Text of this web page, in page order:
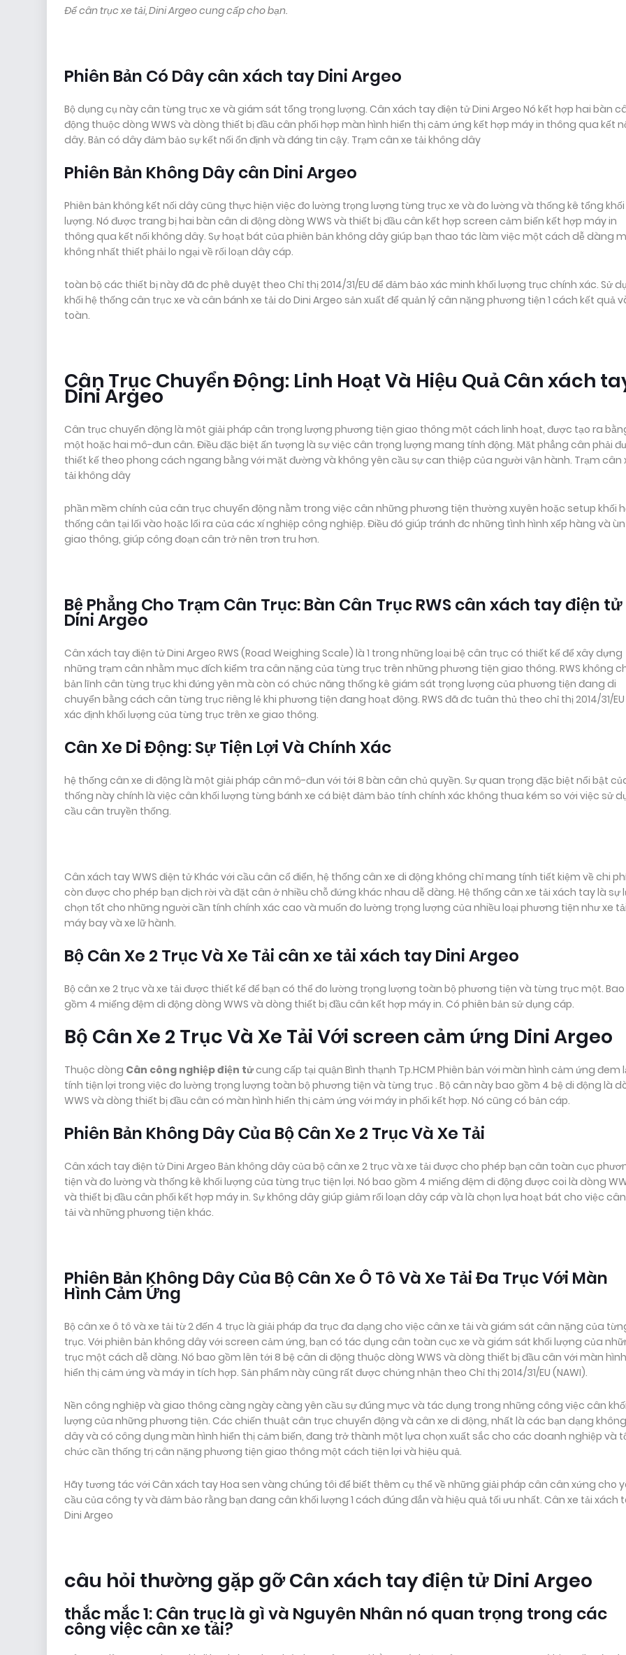
Để cân trục xe tải, Dini Argeo cung cấp cho bạn.
Phiên Bản Có Dây cân xách tay Dini Argeo
Bộ dụng cụ này cân từng trục xe và giám sát tổng trọng lượng. Cân xách tay điện tử Dini Argeo Nó kết hợp hai bàn
động thuộc dòng WWS và dòng thiết bị đầu cân phối hợp màn hình hiển thị cảm ứng kết hợp máy in thông qua kết
dây. Bản có dây đảm bảo sự kết nối ổn định và đáng tin cậy. Trạm cân xe tải không dây
Phiên Bản Không Dây cân Dini Argeo
Phiên bản không kết nối dây cũng thực hiện việc đo lường trọng lượng từng trục xe và đo lường và thống kê tổng khối
lượng. Nó được trang bị hai bàn cân di động dòng WWS và thiết bị đầu cân kết hợp screen cảm biến kết hợp máy in
thông qua kết nối không dây. Sự hoạt bát của phiên bản không dây giúp bạn thao tác làm việc một cách dễ dàng
không nhất thiết phải lo ngại về rối loạn dây cáp.
toàn bộ các thiết bị này đã đc phê duyệt theo Chỉ thị 2014/31/EU để đảm bảo xác minh khối lượng trục chính xác. Sử
khối hệ thống cân trục xe và cân bánh xe tải do Dini Argeo sản xuất để quản lý cân nặng phương tiện 1 cách kết quả
toàn.
Cân Trục Chuyển Động: Linh Hoạt Và Hiệu Quả Cân xách
Dini Argeo
Cân trục chuyển động là một giải pháp cân trọng lượng phương tiện giao thông một cách linh hoạt, được tạo ra
một hoặc hai mô-đun cân. Điều đặc biệt ấn tượng là sự việc cân trọng lượng mang tính động. Mặt phẳng cân phải
thiết kế theo phong cách ngang bằng với mặt đường và không yên cầu sự can thiệp của người vận hành. Trạm cân
tải không dây
phần mềm chính của cân trục chuyển động nằm trong việc cân những phương tiện thường xuyên hoặc setup khối
thống cân tại lối vào hoặc lối ra của các xí nghiệp công nghiệp. Điều đó giúp tránh đc những tình hình xếp hàng và
giao thông, giúp công đoạn cân trở nên trơn tru hơn.
Bệ Phẳng Cho Trạm Cân Trục: Bàn Cân Trục RWS cân xách tay điện tử
Dini Argeo
Cân xách tay điện tử Dini Argeo RWS (Road Weighing Scale) là 1 trong những loại bệ cân trục có thiết kế để xây dựng
những trạm cân nhằm mục đích kiểm tra cân nặng của từng trục trên những phương tiện giao thông. RWS không
bản lĩnh cân từng trục khi đứng yên mà còn có chức năng thống kê giám sát trọng lượng của phương tiện đang di
chuyển bằng cách cân từng trục riêng lẻ khi phương tiện đang hoạt động. RWS đã đc tuân thủ theo chỉ thị 2014/31/EU
xác định khối lượng của từng trục trên xe giao thông.
Cân Xe Di Động: Sự Tiện Lợi Và Chính Xác
hệ thống cân xe di động là một giải pháp cân mô-đun với tới 8 bàn cân chủ quyền. Sự quan trọng đặc biệt nổi bật
thống này chính là việc cân khối lượng từng bánh xe cá biệt đảm bảo tính chính xác không thua kém so với việc sử
cầu cân truyền thống.
Cân xách tay WWS điện tử Khác với cầu cân cổ điển, hệ thống cân xe di động không chỉ mang tính tiết kiệm về chi
còn được cho phép bạn dịch rời và đặt cân ở nhiều chỗ đứng khác nhau dễ dàng. Hệ thống cân xe tải xách tay là sự
chọn tốt cho những người cần tính chính xác cao và muốn đo lường trọng lượng của nhiều loại phương tiện như xe
máy bay và xe lữ hành.
Bộ Cân Xe 2 Trục Và Xe Tải cân xe tải xách tay Dini Argeo
Bộ cân xe 2 trục và xe tải được thiết kế để bạn có thể đo lường trọng lượng toàn bộ phương tiện và từng trục một. Bao
gồm 4 miếng đệm di động dòng WWS và dòng thiết bị đầu cân kết hợp máy in. Có phiên bản sử dụng cáp.
Bộ Cân Xe 2 Trục Và Xe Tải Với screen cảm ứng Dini Argeo
Thuộc dòng Cân công nghiệp điện tửcung cấp tại quận Bình thạnh Tp.HCM Phiên bản với màn hình cảm ứng đem
tính tiện lợi trong việc đo lường trọng lượng toàn bộ phương tiện và từng trục . Bộ cân này bao gồm 4 bệ di động là
WWS và dòng thiết bị đầu cân có màn hình hiển thị cảm ứng với máy in phối kết hợp. Nó cũng có bản cáp.
Phiên Bản Không Dây Của Bộ Cân Xe 2 Trục Và Xe Tải
Cân xách tay điện tử Dini Argeo Bản không dây của bộ cân xe 2 trục và xe tải được cho phép bạn cân toàn cục
tiện và đo lường và thống kê khối lượng của từng trục tiện lợi. Nó bao gồm 4 miếng đệm di động được coi là dòng
và thiết bị đầu cân phối kết hợp máy in. Sự không dây giúp giảm rối loạn dây cáp và là chọn lựa hoạt bát cho việc
tải và những phương tiện khác.
Phiên Bản Không Dây Của Bộ Cân Xe Ô Tô Và Xe Tải Đa Trục Với Màn
Hình Cảm Ứng
Bộ cân xe ô tô và xe tải từ 2 đến 4 trục là giải pháp đa trục đa dạng cho việc cân xe tải và giám sát cân nặng của
trục. Với phiên bản không dây với screen cảm ứng, bạn có tác dụng cân toàn cục xe và giám sát khối lượng của
trục một cách dễ dàng. Nó bao gồm lên tới 8 bệ cân di động thuộc dòng WWS và dòng thiết bị đầu cân với màn hình
hiển thị cảm ứng và máy in tích hợp. Sản phẩm này cũng rất được chứng nhận theo Chỉ thị 2014/31/EU (NAWI).
Nền công nghiệp và giao thông càng ngày càng yên cầu sự đúng mực và tác dụng trong những công việc cân khối
lượng của những phương tiện. Các chiến thuật cân trục chuyển động và cân xe di động, nhất là các bạn dạng không
dây và có công dụng màn hình hiển thị cảm biến, đang trở thành một lựa chọn xuất sắc cho các doanh nghiệp và
chức cần thống trị cân nặng phương tiện giao thông một cách tiện lợi và hiệu quả.
Hãy tương tác với Cân xách tay Hoa sen vàng chúng tôi để biết thêm cụ thể về những giải pháp cân cân xứng cho
cầu của công ty và đảm bảo rằng bạn đang cân khối lượng 1 cách đúng đắn và hiệu quả tối ưu nhất. Cân xe tải xách
Dini Argeo
câu hỏi thường gặp gỡ Cân xách tay điện tử Dini Argeo
thắc mắc 1: Cân trục là gì và Nguyên Nhân nó quan trọng trong các
công việc cân xe tải?